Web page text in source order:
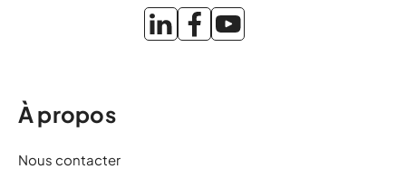
À propos
Nous contacter